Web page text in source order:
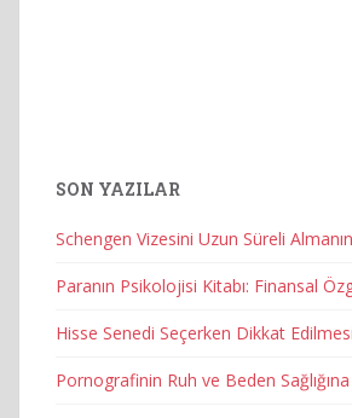
SON YAZILAR
Schengen Vizesini Uzun Süreli
Paranın Psikolojisi Kitabı: Finansal
Hisse Senedi Seçerken Dikkat
Pornografinin Ruh ve Beden